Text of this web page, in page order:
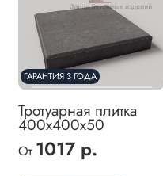
ГАРАНТИЯ 3 ГОДА
Тротуарная плитка
400х400х50
От 1017 р.